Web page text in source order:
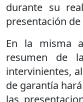
durante su
presentación de
En la misma
resumen de
intervinientes,
de garantía
las